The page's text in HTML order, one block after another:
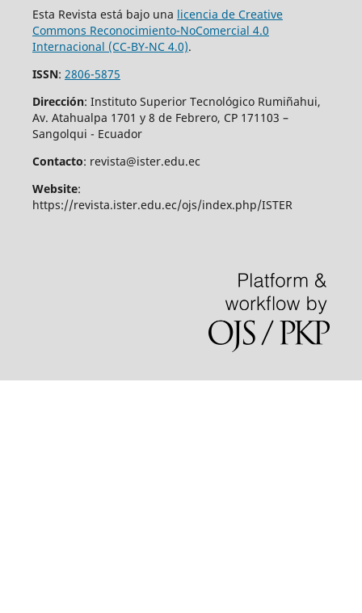
Esta Revista está bajo una licencia de Creative
Commons Reconocimiento-NoComercial 4.0
Internacional (CC-BY-NC 4.0).
ISSN: 2806-5875
Dirección: Instituto Superior Tecnológico Rumiñahui,
Av. Atahualpa 1701 y 8 de Febrero, CP 171103 –
Sangolqui - Ecuador
Contacto: revista@ister.edu.ec
Website:
https://revista.ister.edu.ec/ojs/index.php/ISTER